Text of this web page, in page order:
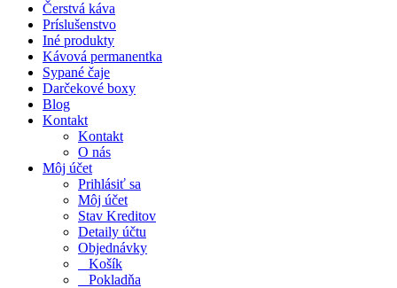
Čerstvá káva
Príslušenstvo
Iné produkty
Kávová permanentka
Sypané čaje
Darčekové boxy
Blog
Kontakt
Kontakt
O nás
Môj účet
Prihlásiť sa
Môj účet
Stav Kreditov
Detaily účtu
Objednávky
Košík
Pokladňa